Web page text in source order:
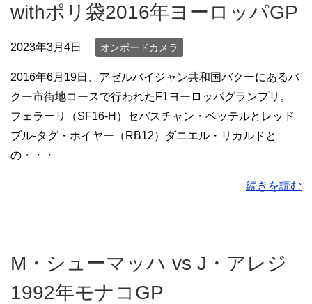
withポリ袋2016年ヨーロッパGP
2023年3月4日 オンボードカメラ
2016年6月19日、アゼルバイジャン共和国バクーにあるバ
クー市街地コースで行われたF1ヨーロッパグランプリ。
フェラーリ（SF16-H）セバスチャン・ベッテルとレッド
ブル-タグ・ホイヤー（RB12）ダニエル・リカルドと
の・・・
続きを読む
M・シューマッハ vs J・アレジ
1992年モナコGP